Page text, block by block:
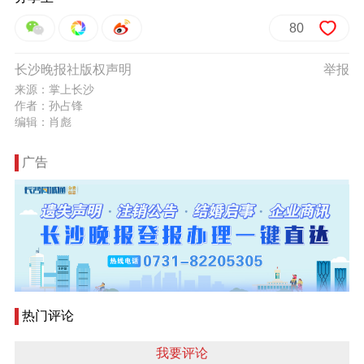
80
举报
长沙晚报社版权声明
来源：掌上长沙
作者：孙占锋
编辑：肖彪
广告
热门评论
我要评论